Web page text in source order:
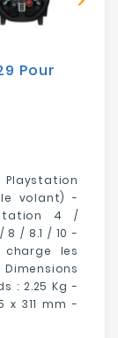
Pour
Playstation
volant) -
4 /
/ 8.1 / 10 -
les
: 2.25 Kg -
x 311 mm -